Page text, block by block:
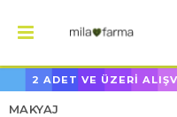
2 ADET VE ÜZERİ
MAKYAJ